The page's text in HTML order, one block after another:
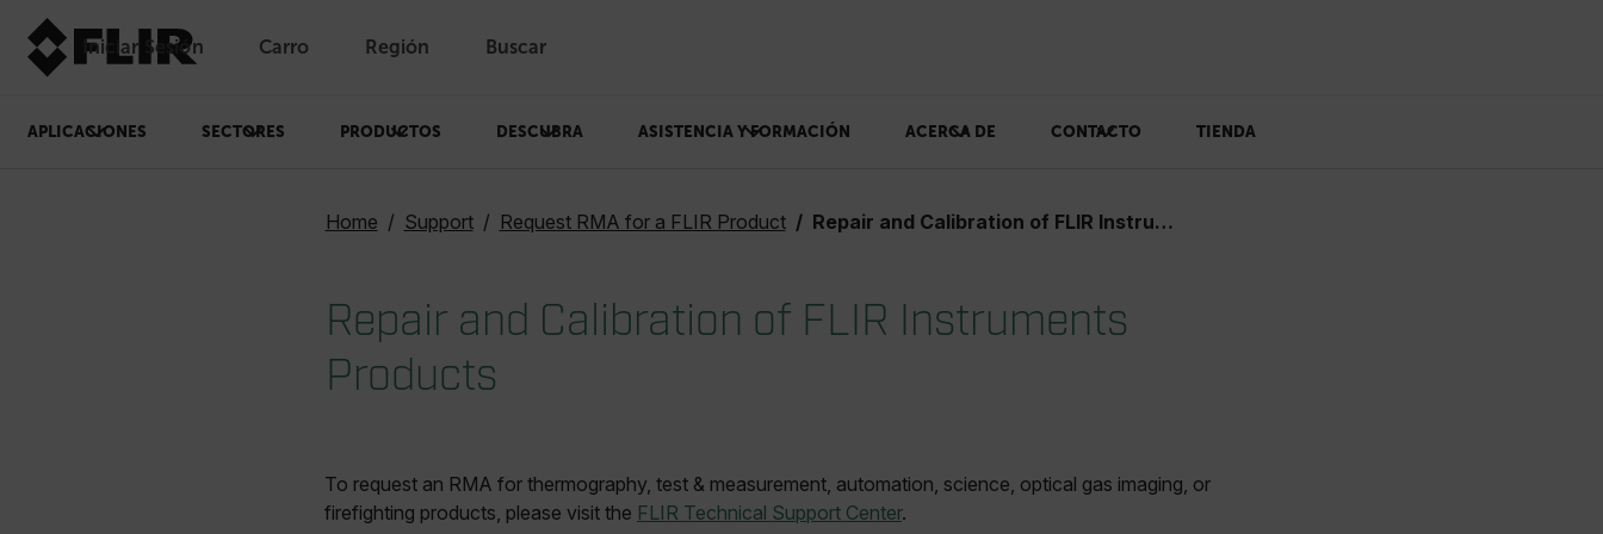
Iniciar Sesión Unread messages
Carro Región Buscar
APLICACIONES SECTORES PRODUCTOS DESCUBRA ASISTENCIA Y FORMACIÓN ACERCA DE CONTACTO TIENDA
Home Support Request RMA for a FLIR Product Repair and Calibration of FLIR Instruments Products
Repair and Calibration of FLIR Instruments
Products
To request an RMA for thermography, test & measurement, automation, science, optical gas imaging, or
firefighting products, please visit the FLIR Technical Support Center.